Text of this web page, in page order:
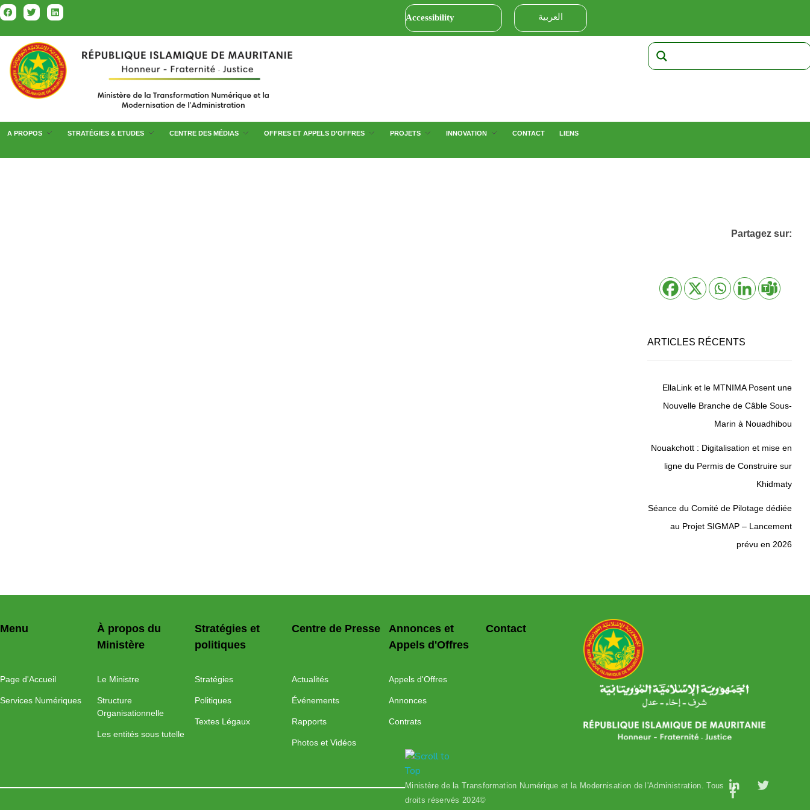
العربية Accessibility
A PROPOS STRATÉGIES & ETUDES CENTRE DES MÉDIAS OFFRES ET APPELS D’OFFRES PROJETS INNOVATION CONTACT LIENS
Partagez sur:
ARTICLES RÉCENTS
EllaLink et le MTNIMA Posent une
Nouvelle Branche de Câble Sous-
Marin à Nouadhibou
Nouakchott : Digitalisation et mise en
ligne du Permis de Construire sur
Khidmaty
Séance du Comité de Pilotage dédiée
au Projet SIGMAP – Lancement
prévu en 2026
وزارة التحول الرقمي وعصرنة الادارة
Contact
Annonces et
Appels d'Offres
Appels d'Offres
Annonces
Contrats
Centre de Presse
Actualités
Événements
Rapports
Photos et Vidéos
Stratégies et
politiques
Stratégies
Politiques
Textes Légaux
À propos du
Ministère
Le Ministre
Structure
Organisationnelle
Les entités sous tutelle
Menu
Page d'Accueil
Services Numériques
Ministère de la Transformation Numérique et la Modernisation de l'Administration. Tous
droits réservés 2024©